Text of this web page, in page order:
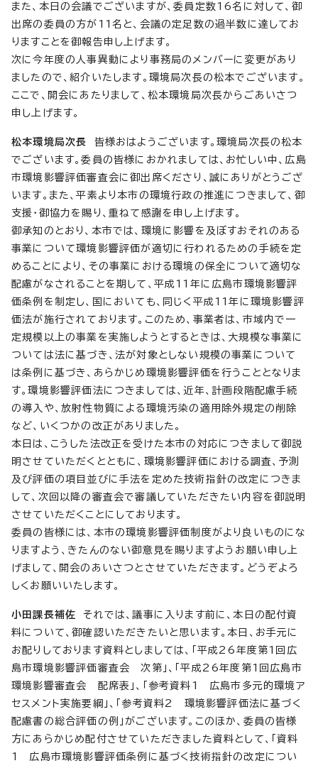
また、本日の会議でございますが、委員定数16名に対して、御
出席の委員の方が11名と、会議の定足数の過半数に達してお
りますことを御報告申し上げます。
次に今年度の人事異動により事務局のメンバーに変更があり
ましたので、紹介いたします。環境局次長の松本でございます。
ここで、開会にあたりまして、松本環境局次長からごあいさつ
申し上げます。
松本環境局次長 皆様おはようございます。環境局次長の松本
でございます。委員の皆様におかれましては、お忙しい中、広島
市環境影響評価審査会に御出席くださり、誠にありがとうござ
います。また、平素より本市の環境行政の推進につきまして、御
支援・御協力を賜り、重ねて感謝を申し上げます。
御承知のとおり、本市では、環境に影響を及ぼすおそれのある
事業について環境影響評価が適切に行われるための手続を定
めることにより、その事業における環境の保全について適切な
配慮がなされることを期して、平成11年に広島市環境影響評
価条例を制定し、国においても、同じく平成11年に環境影響評
価法が施行されております。このため、事業者は、市域内で一
定規模以上の事業を実施しようとするときは、大規模な事業に
ついては法に基づき、法が対象としない規模の事業について
は条例に基づき、あらかじめ環境影響評価を行うこととなりま
す。環境影響評価法につきましては、近年、計画段階配慮手続
の導入や、放射性物質による環境汚染の適用除外規定の削除
など、いくつかの改正がありました。
本日は、こうした法改正を受けた本市の対応につきまして御説
明させていただくとともに、環境影響評価における調査、予測
及び評価の項目並びに手法を定めた技術指針の改定につきま
して、次回以降の審査会で審議していただきたい内容を御説明
させていただくことにしております。
委員の皆様には、本市の環境影響評価制度がより良いものにな
りますよう、きたんのない御意見を賜りますようお願い申し上
げまして、開会のあいさつとさせていただきます。どうぞよろ
しくお願いいたします。
小田課長補佐それでは、議事に入ります前に、本日の配付資
料について、御確認いただきたいと思います。本日、お手元に
お配りしております資料としましては、「平成26年度第1回広
島市環境影響評価審査会 次第」、「平成26年度第1回広島市
環境影響審査会 配席表」、「参考資料1 広島市多元的環境ア
セスメント実施要綱」、「参考資料2 環境影響評価法に基づく
配慮書の総合評価の例」がございます。このほか、委員の皆様
方にあらかじめ配付させていただきました資料として、「資料
1 広島市環境影響評価条例に基づく技術指針の改定につい